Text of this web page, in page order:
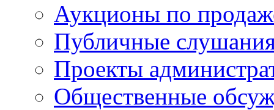
Аукционы по
Публичные
Проекты
Общественные